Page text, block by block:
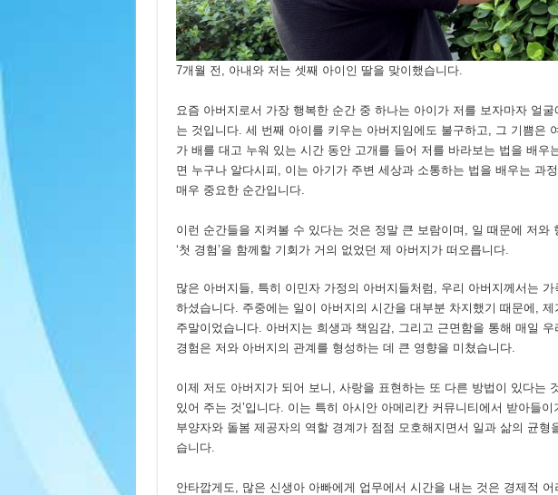
7개월 전, 아내와 저는 셋째 아이인 딸을 맞이했습니다.
요즘 아버지로서 가장 행복한 순간 중 하나는 아이가 저를 보자마자 얼
는 것입니다. 세 번째 아이를 키우는 아버지임에도 불구하고, 그 기쁨은
가 배를 대고 누워 있는 시간 동안 고개를 들어 저를 바라보는 법을 배우
면 누구나 알다시피, 이는 아기가 주변 세상과 소통하는 법을 배우는 과
매우 중요한 순간입니다.
이런 순간들을 지켜볼 수 있다는 것은 정말 큰 보람이며, 일 때문에 저와
‘첫 경험’을 함께할 기회가 거의 없었던 제 아버지가 떠오릅니다.
많은 아버지들, 특히 이민자 가정의 아버지들처럼, 우리 아버지께서는
하셨습니다. 주중에는 일이 아버지의 시간을 대부분 차지했기 때문에,
주말이었습니다. 아버지는 희생과 책임감, 그리고 근면함을 통해 매일
경험은 저와 아버지의 관계를 형성하는 데 큰 영향을 미쳤습니다.
이제 저도 아버지가 되어 보니, 사랑을 표현하는 또 다른 방법이 있다는
있어 주는 것’입니다. 이는 특히 아시안 아메리칸 커뮤니티에서 받아들
부양자와 돌봄 제공자의 역할 경계가 점점 모호해지면서 일과 삶의 균형
습니다.
안타깝게도, 많은 신생아 아빠에게 업무에서 시간을 내는 것은 경제적